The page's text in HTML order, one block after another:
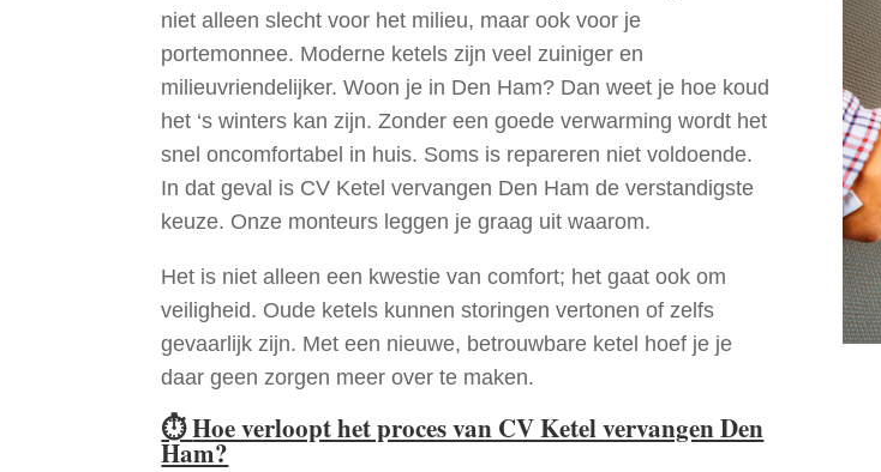
niet alleen slecht voor het milieu, maar ook voor je
portemonnee. Moderne ketels zijn veel zuiniger en
milieuvriendelijker. Woon je in Den Ham? Dan weet je hoe koud
het ‘s winters kan zijn. Zonder een goede verwarming wordt het
snel oncomfortabel in huis. Soms is repareren niet voldoende.
In dat geval is CV Ketel vervangen Den Ham de verstandigste
keuze. Onze monteurs leggen je graag uit waarom.
Het is niet alleen een kwestie van comfort; het gaat ook om
veiligheid. Oude ketels kunnen storingen vertonen of zelfs
gevaarlijk zijn. Met een nieuwe, betrouwbare ketel hoef je je
daar geen zorgen meer over te maken.
⏱Hoe verloopt het proces van CV Ketel vervangen Den
Ham?